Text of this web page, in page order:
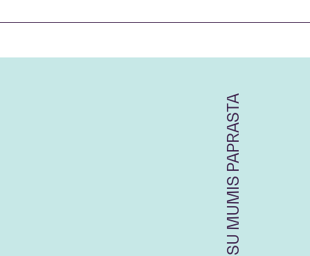
SU MUMIS PAPRASTA